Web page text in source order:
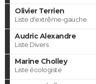
Olivier Terrien
Liste d'extrême-gauche
Audric Alexandre
Liste Divers
Marine Cholley
Liste écologiste